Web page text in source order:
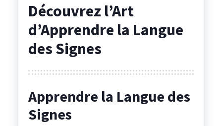
Découvrez l’Art
d’Apprendre la Langue
des Signes
Apprendre la Langue des
Signes